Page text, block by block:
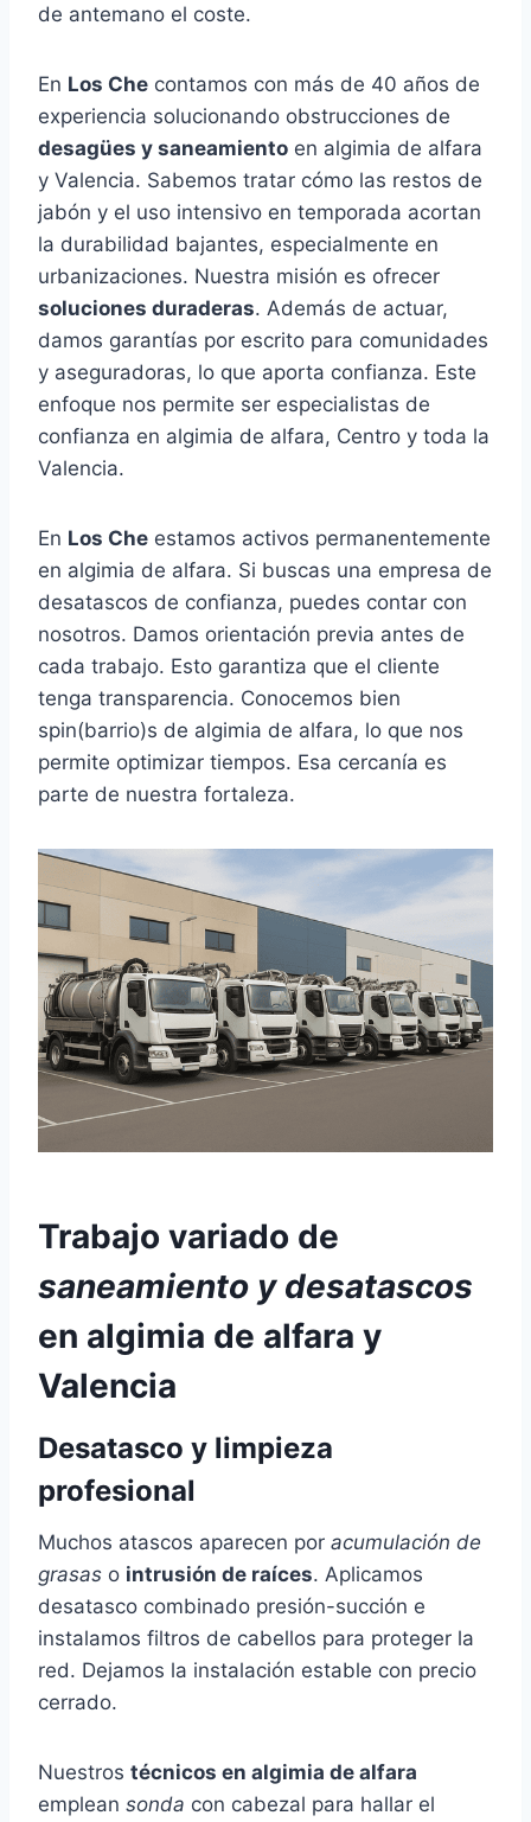
de antemano el coste.
En Los Che contamos con más de 40 años de
experiencia solucionando obstrucciones de
desagües y saneamiento en algimia de alfara
y Valencia. Sabemos tratar cómo las restos de
jabón y el uso intensivo en temporada acortan
la durabilidad bajantes, especialmente en
urbanizaciones. Nuestra misión es ofrecer
soluciones duraderas. Además de actuar,
damos garantías por escrito para comunidades
y aseguradoras, lo que aporta confianza. Este
enfoque nos permite ser especialistas de
confianza en algimia de alfara, Centro y toda la
Valencia.
En Los Che estamos activos permanentemente
en algimia de alfara. Si buscas una empresa de
desatascos de confianza, puedes contar con
nosotros. Damos orientación previa antes de
cada trabajo. Esto garantiza que el cliente
tenga transparencia. Conocemos bien
spin(barrio)s de algimia de alfara, lo que nos
permite optimizar tiempos. Esa cercanía es
parte de nuestra fortaleza.
Trabajo variado de
saneamiento y desatascos
en algimia de alfara y
Valencia
Desatasco y limpieza
profesional
Muchos atascos aparecen por acumulación de
grasas o intrusión de raíces. Aplicamos
desatasco combinado presión-succión e
instalamos filtros de cabellos para proteger la
red. Dejamos la instalación estable con precio
cerrado.
Nuestros técnicos en algimia de alfara
emplean sonda con cabezal para hallar el